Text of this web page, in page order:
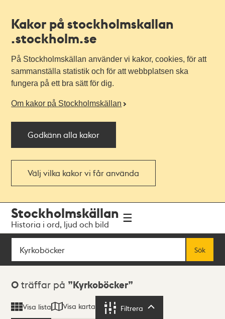
Kakor på stockholmskallan
.stockholm.se
På Stockholmskällan använder vi kakor, cookies, för att
sammanställa statistik och för att webbplatsen ska
fungera på ett bra sätt för dig.
Om kakor på Stockholmskällan
Godkänn alla kakor
Välj vilka kakor vi får använda
navigationen
huvudinnehållet
Stockholmskällan
Historia i ord, ljud och bild
Sök
Sök
Sökresultat
0 träffar på Kyrkoböcker
Visa lista Visa karta Filtrera